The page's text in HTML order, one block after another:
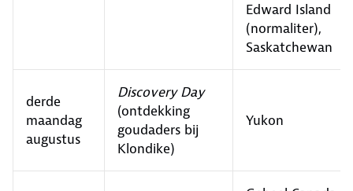
Edward Island
(normaliter),
Saskatchewan
derde
maandag
augustus
Discovery Day
(ontdekking
goudaders bij
Klondike)
Yukon